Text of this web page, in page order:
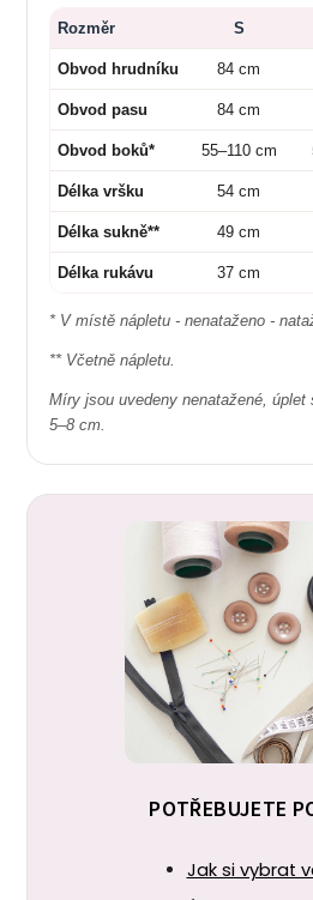
Rozměr S
Obvod hrudníku 84 cm
Obvod pasu 84 cm
Obvod boků* 55–110 cm
Délka vršku 54 cm
Délka sukně** 49 cm
Délka rukávu 37 cm
* V místě nápletu - nenataženo -
** Včetně nápletu.
Míry jsou uvedeny nenatažené,
5–8 cm.
POTŘEBUJETE
Jak si vybrat